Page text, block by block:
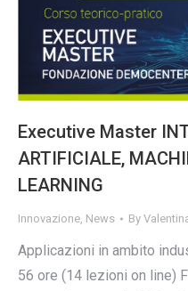
Executive Master
ARTIFICIALE,
LEARNING
Innovazione, News By
Applicazioni in ambito
56 ore (14 lezioni on line)